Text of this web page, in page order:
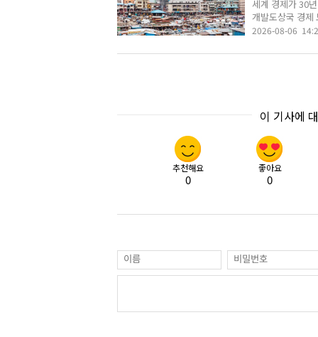
세계 경제가 30
개발도상국 경제
2026-08-06
이 기사에
추천해요
0
좋아요
0